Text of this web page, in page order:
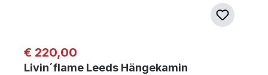
Regulärer Preis:
€ 220,00
Livin´flame Leeds Hängekamin